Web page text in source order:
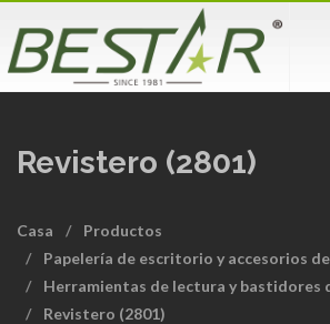
Revistero (2801)
Casa
Productos
Papelería de escritorio y accesorios
Herramientas de lectura y bastidores
Revistero (2801)